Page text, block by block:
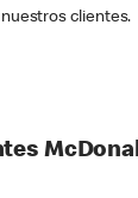
clientes.